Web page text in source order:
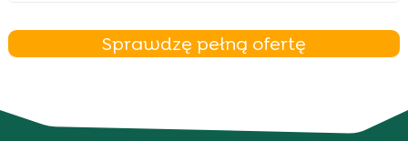
Sprawdzę pełną ofertę